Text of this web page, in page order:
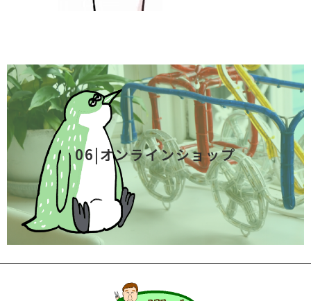
06|オンラインショップ